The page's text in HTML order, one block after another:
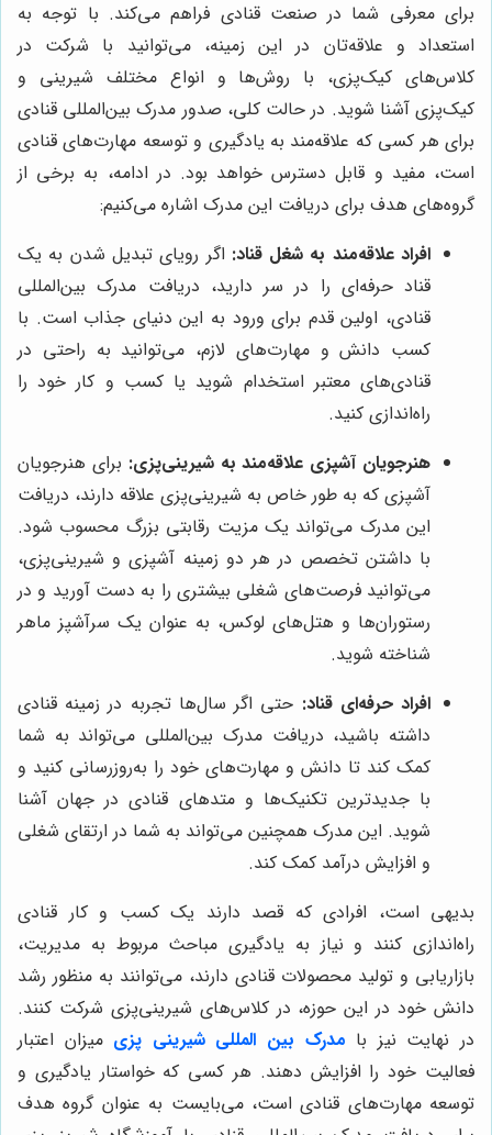
برای معرفی شما در صنعت قنادی فراهم می‌کند. با توجه به
استعداد و علاقه‌تان در این زمینه، می‌توانید با شرکت در
کلاس‌های کیک‌پزی، با روش‌ها و انواع مختلف شیرینی و
کیک‌پزی آشنا شوید. در حالت کلی، صدور مدرک بین‌المللی قنادی
برای هر کسی که علاقه‌مند به یادگیری و توسعه مهارت‌های قنادی
است، مفید و قابل دسترس خواهد بود. در ادامه، به برخی از
گروه‌های هدف برای دریافت این مدرک اشاره می‌کنیم:
افراد علاقه‌مند به شغل قناد: اگر رویای تبدیل شدن به یک
قناد حرفه‌ای را در سر دارید، دریافت مدرک بین‌المللی
قنادی، اولین قدم برای ورود به این دنیای جذاب است. با
کسب دانش و مهارت‌های لازم، می‌توانید به راحتی در
قنادی‌های معتبر استخدام شوید یا کسب و کار خود را
راه‌اندازی کنید.
هنرجویان آشپزی علاقه‌مند به شیرینی‌پزی: برای هنرجویان
آشپزی که به طور خاص به شیرینی‌پزی علاقه دارند، دریافت
این مدرک می‌تواند یک مزیت رقابتی بزرگ محسوب شود.
با داشتن تخصص در هر دو زمینه آشپزی و شیرینی‌پزی،
می‌توانید فرصت‌های شغلی بیشتری را به دست آورید و در
رستوران‌ها و هتل‌های لوکس، به عنوان یک سرآشپز ماهر
شناخته شوید.
افراد حرفه‌ای قناد: حتی اگر سال‌ها تجربه در زمینه قنادی
داشته باشید، دریافت مدرک بین‌المللی می‌تواند به شما
کمک کند تا دانش و مهارت‌های خود را به‌روزرسانی کنید و
با جدیدترین تکنیک‌ها و متدهای قنادی در جهان آشنا
شوید. این مدرک همچنین می‌تواند به شما در ارتقای شغلی
و افزایش درآمد کمک کند.
بدیهی است، افرادی که قصد دارند یک کسب و کار قنادی
راه‌اندازی کنند و نیاز به یادگیری مباحث مربوط به مدیریت،
بازاریابی و تولید محصولات قنادی دارند، می‌توانند به منظور رشد
دانش خود در این حوزه، در کلاس‌های شیرینی‌پزی شرکت کنند.
در نهایت نیز با مدرک بین المللی شیرینی پزی میزان اعتبار
فعالیت خود را افزایش دهند. هر کسی که خواستار یادگیری و
توسعه مهارت‌های قنادی است، می‌بایست به عنوان گروه هدف